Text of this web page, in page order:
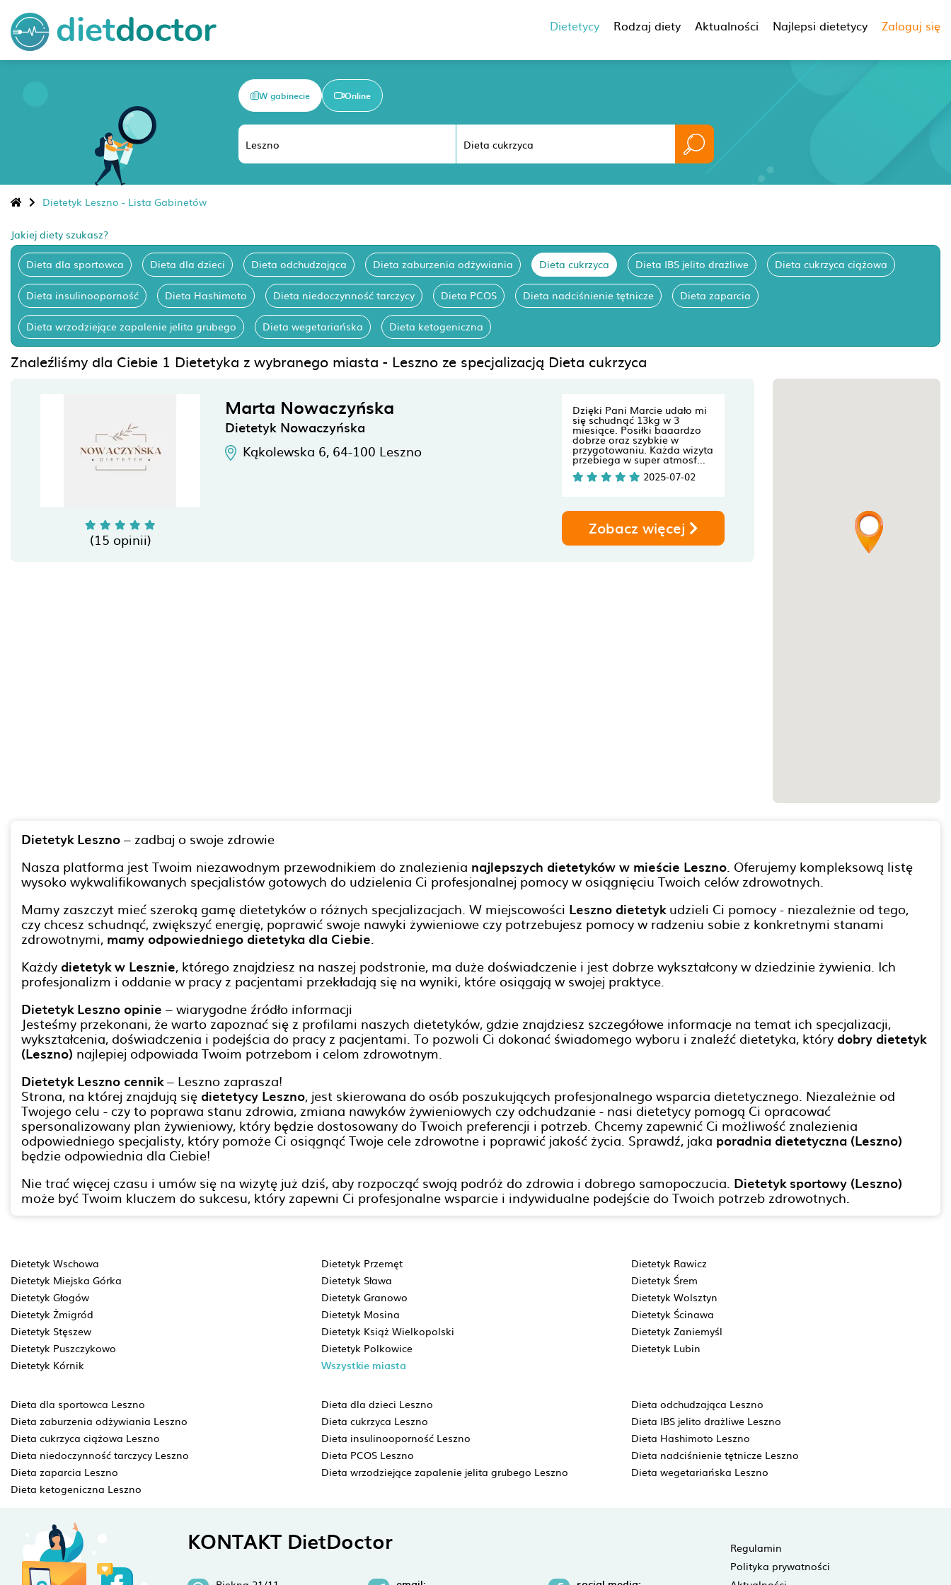
Dietetycy Rodzaj diety Aktualności Najlepsi dietetycy Zaloguj się
W gabinecie Online
Dietetyk Leszno - Lista Gabinetów
Jakiej diety szukasz?
Dieta dla sportowca Dieta dla dzieci Dieta odchudzająca Dieta zaburzenia odżywiania Dieta cukrzyca Dieta IBS jelito drażliwe Dieta cukrzyca ciążowa
Dieta insulinooporność Dieta Hashimoto Dieta niedoczynność tarczycy Dieta PCOS Dieta nadciśnienie tętnicze Dieta zaparcia
Dieta wrzodziejące zapalenie jelita grubego Dieta wegetariańska Dieta ketogeniczna
Znaleźliśmy dla Ciebie 1 Dietetyka z wybranego miasta - Leszno ze specjalizacją Dieta cukrzyca
(15 opinii)
Marta Nowaczyńska
Dietetyk Nowaczyńska
Kąkolewska 6, 64-100 Leszno
Dzięki Pani Marcie udało mi
się schudnąć 13kg w 3
miesiące. Posiłki baaardzo
dobrze oraz szybkie w
przygotowaniu. Każda wizyta
przebiega w super atmosf...
2025-07-02
Zobacz więcej
Dietetyk Leszno– zadbaj o swoje zdrowie
Nasza platforma jest Twoim niezawodnym przewodnikiem do znalezienia najlepszych dietetyków w mieście Leszno. Oferujemy kompleksową listę
wysoko wykwalifikowanych specjalistów gotowych do udzielenia Ci profesjonalnej pomocy w osiągnięciu Twoich celów zdrowotnych.
Mamy zaszczyt mieć szeroką gamę dietetyków o różnych specjalizacjach. W miejscowości Leszno dietetykudzieli Ci pomocy - niezależnie od tego,
czy chcesz schudnąć, zwiększyć energię, poprawić swoje nawyki żywieniowe czy potrzebujesz pomocy w radzeniu sobie z konkretnymi stanami
zdrowotnymi, mamy odpowiedniego dietetyka dla Ciebie.
Każdy dietetyk w Lesznie, którego znajdziesz na naszej podstronie, ma duże doświadczenie i jest dobrze wykształcony w dziedzinie żywienia. Ich
profesjonalizm i oddanie w pracy z pacjentami przekładają się na wyniki, które osiągają w swojej praktyce.
Dietetyk Leszno opinie – wiarygodne źródło informacji
Jesteśmy przekonani, że warto zapoznać się z profilami naszych dietetyków, gdzie znajdziesz szczegółowe informacje na temat ich specjalizacji,
wykształcenia, doświadczenia i podejścia do pracy z pacjentami. To pozwoli Ci dokonać świadomego wyboru i znaleźć dietetyka, który dobry dietetyk
(Leszno) najlepiej odpowiada Twoim potrzebom i celom zdrowotnym.
Dietetyk Leszno cennik– Leszno zaprasza!
Strona, na której znajdują się dietetycy Leszno, jest skierowana do osób poszukujących profesjonalnego wsparcia dietetycznego. Niezależnie od
Twojego celu - czy to poprawa stanu zdrowia, zmiana nawyków żywieniowych czy odchudzanie - nasi dietetycy pomogą Ci opracować
spersonalizowany plan żywieniowy, który będzie dostosowany do Twoich preferencji i potrzeb. Chcemy zapewnić Ci możliwość znalezienia
odpowiedniego specjalisty, który pomoże Ci osiągnąć Twoje cele zdrowotne i poprawić jakość życia. Sprawdź, jaka poradnia dietetyczna (Leszno)
będzie odpowiednia dla Ciebie!
Nie trać więcej czasu i umów się na wizytę już dziś, aby rozpocząć swoją podróż do zdrowia i dobrego samopoczucia. Dietetyk sportowy (Leszno)
może być Twoim kluczem do sukcesu, który zapewni Ci profesjonalne wsparcie i indywidualne podejście do Twoich potrzeb zdrowotnych.
Dietetyk Wschowa Dietetyk Przemęt
Dietetyk Rawicz
Dietetyk Miejska Górka
Dietetyk Sława
Dietetyk Śrem
Dietetyk Głogów
Dietetyk Granowo
Dietetyk Wolsztyn
Dietetyk Żmigród
Dietetyk Mosina
Dietetyk Ścinawa
Dietetyk Stęszew
Dietetyk Książ Wielkopolski
Dietetyk Zaniemyśl
Dietetyk Puszczykowo
Dietetyk Polkowice
Dietetyk Lubin
Dietetyk Kórnik
Wszystkie miasta
Dieta dla sportowca Leszno Dieta dla dzieci Leszno
Dieta odchudzająca Leszno
Dieta zaburzenia odżywiania Leszno
Dieta cukrzyca Leszno
Dieta IBS jelito drażliwe Leszno
Dieta cukrzyca ciążowa Leszno
Dieta insulinooporność Leszno
Dieta Hashimoto Leszno
Dieta niedoczynność tarczycy Leszno
Dieta PCOS Leszno
Dieta nadciśnienie tętnicze Leszno
Dieta zaparcia Leszno
Dieta wrzodziejące zapalenie jelita grubego Leszno
Dieta wegetariańska Leszno
Dieta ketogeniczna Leszno
KONTAKT DietDoctor
Regulamin
Polityka prywatności